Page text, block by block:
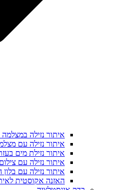
איתור נזילה
איתור נזילה עם
איתור נזילת מים
איתור נזילה עם
איתור נזילה עם
האזנה אקוסטית